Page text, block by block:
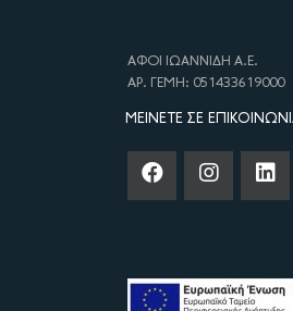
ΑΦΟΙ ΙΩΑΝΝΙΔΗ Α.Ε.
ΑΡ. ΓΕΜΗ: 051433619000
ΜΕΊΝΕΤΕ ΣΕ